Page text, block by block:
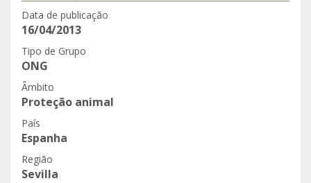
Data de publicação
16/04/2013
Tipo de Grupo
ONG
Âmbito
Proteção animal
País
Espanha
Região
Sevilla